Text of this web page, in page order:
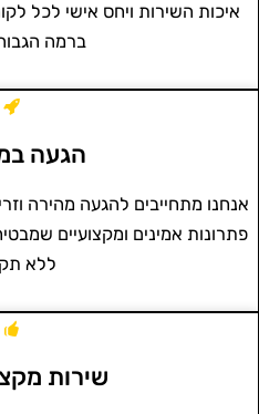
איכות השירות ויחס אישי לכל
ברמה
הגעה
אנחנו מתחייבים להגעה מהירה
פתרונות אמינים ומקצועיים
ללא
שירות